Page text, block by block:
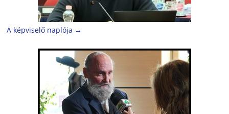
A képviselő naplója →